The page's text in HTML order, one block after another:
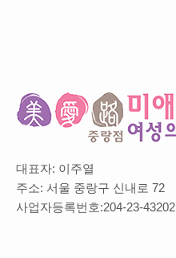
대표자: 이주열
주소: 서울 중랑구 신내로 72
사업자등록번호:204-23-43202